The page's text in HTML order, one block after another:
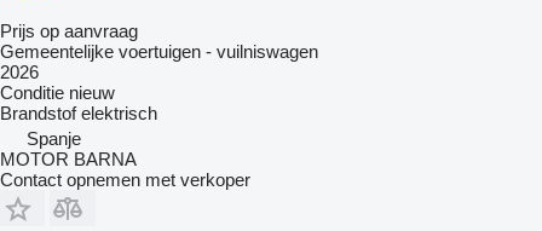
Prijs op aanvraag
Gemeentelijke voertuigen - vuilniswagen
2026
Conditie nieuw
Brandstof elektrisch
Spanje
MOTOR BARNA
Contact opnemen met verkoper